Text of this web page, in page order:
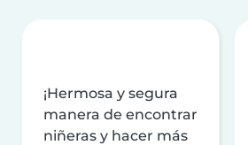
¡Hermosa y segura
manera de encontrar
niñeras y hacer más